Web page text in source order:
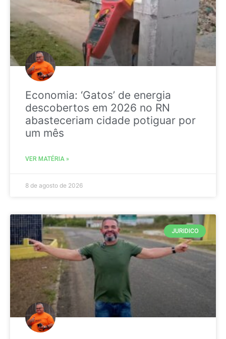
Economia: ‘Gatos’ de energia
descobertos em 2026 no RN
abasteceriam cidade potiguar por
um mês
VER MATÉRIA »
8 de agosto de 2026
JURIDICO